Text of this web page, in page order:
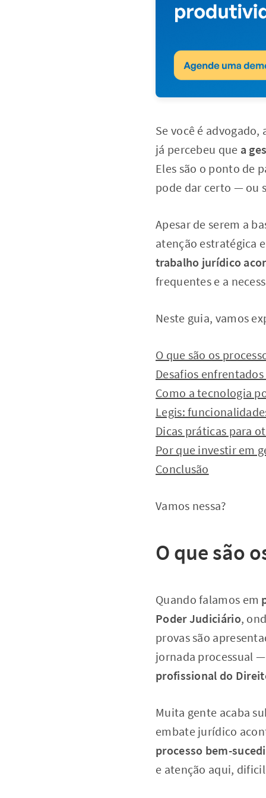
Se você é
já percebeu que a
Eles são o ponto de
pode dar certo — ou
Apesar de serem a
atenção estratégica
trabalho jurídico
frequentes e a
Neste guia, vamos
O que são os
Desafios
Como a tecnologia
Legis:
Dicas práticas para
Por que investir em
Conclusão
Vamos nessa?
O que são
Quando falamos em
Poder Judiciário,
provas são
jornada processual
profissional do
Muita gente acaba
embate jurídico
processo bem-
e atenção aqui,